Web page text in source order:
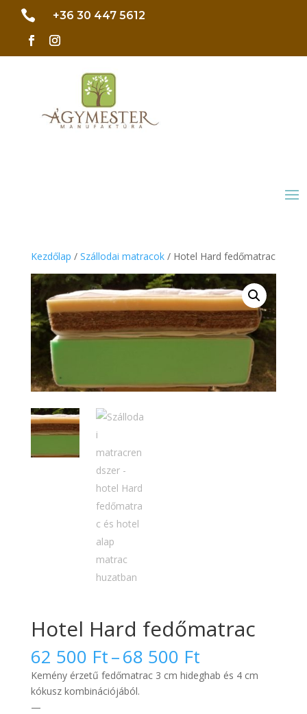
 +36 30 447 5612
Kezdőlap / Szállodai matracok/ Hotel Hard fedőmatrac
Hotel Hard fedőmatrac
62 500 Ft–68 500 Ft
62
500 Ft
Kemény érzetű fedőmatrac 3 cm hideghab és 4 cm
kókusz kombinációjából.
—